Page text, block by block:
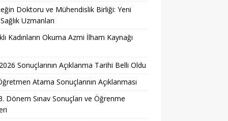
Doktoru ve Mühendislik Birliği: Yeni
Uzmanları
Kadınların Okuma Azmi İlham Kaynağı
Sonuçlarının Açıklanma Tarihi Belli Oldu
Atama Sonuçlarının Açıklanması
Dönem Sınav Sonuçları ve Öğrenme